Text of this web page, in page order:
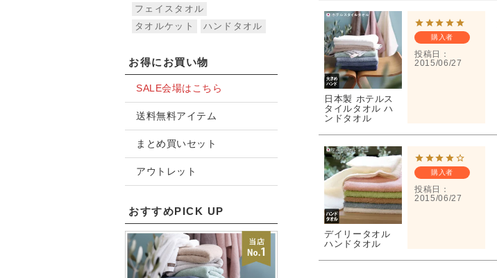
フェイスタオル
タオルケット
ハンドタオル
お得にお買い物
SALE会場はこちら
送料無料アイテム
まとめ買いセット
アウトレット
おすすめPICK UP
日本製 ホテルス
タイルタオル ハ
ンドタオル
購入者
投稿日
2015/06/27
デイリータオル
ハンドタオル
購入者
投稿日
2015/06/27